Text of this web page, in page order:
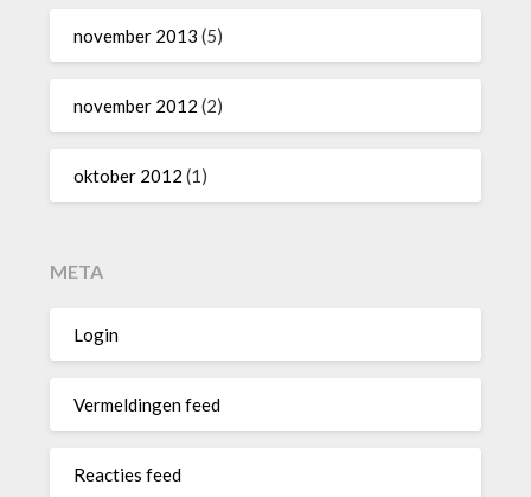
november 2013 (5)
november 2012 (2)
oktober 2012 (1)
META
Login
Vermeldingen feed
Reacties feed